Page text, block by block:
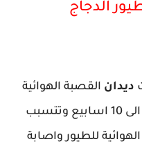
الدجاج
ديدان القصبة الهوائية
اغلب الاحيان من عمر 6 اسابيع الى 10 اسابيع وتتسبب
للطيور واصابة